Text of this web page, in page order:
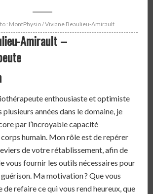
: MontPhysio / Viviane Beaulieu-Amirault
Amirault –
enthousiaste et optimiste
plusieurs années dans le domaine, je
par l’incroyable capacité
humain. Mon rôle est de repérer
de votre rétablissement, afin de
vous fournir les outils nécessaires pour
Ma motivation ? Que vous
de refaire ce qui vous rend heureux, que